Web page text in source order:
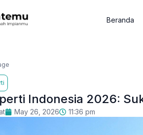
Beranda
Indonesia 2026:
May 26, 2026 11:36 pm